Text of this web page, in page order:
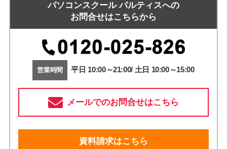
パソコンスクール パルティスへの
お問合せはこちらから
営業時間 平日 10:00～21:00/ 土日 10:00～15:00
メールでのお問合せはこちら
資料請求はこちら